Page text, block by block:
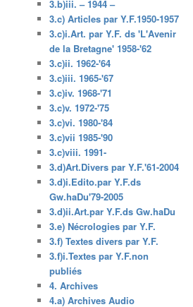
3.b)iii. – 1944 –
3.c) Articles par Y.F.1950-1957
3.c)i.Art. par Y.F. ds 'L'Avenir
de la Bretagne' 1958-'62
3.c)ii. 1962-'64
3.c)iii. 1965-'67
3.c)iv. 1968-'71
3.c)v. 1972-'75
3.c)vi. 1980-'84
3.c)vii 1985-'90
3.c)viii. 1991-
3.d)Art.Divers par Y.F.'61-2004
3.d)i.Edito.par Y.F.ds
Gw.haDu'79-2005
3.d)ii.Art.par Y.F.ds Gw.haDu
3.e) Nécrologies par Y.F.
3.f) Textes divers par Y.F.
3.f)i.Textes par Y.F.non
publiés
4. Archives
4.a) Archives Audio